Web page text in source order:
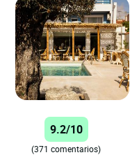
9.2/10
(371 comentarios)